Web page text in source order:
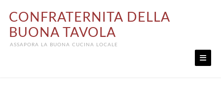
content
CONFRATERNITA DELLA
BUONA TAVOLA
ASSAPORA LA BUONA CUCINA LOCALE